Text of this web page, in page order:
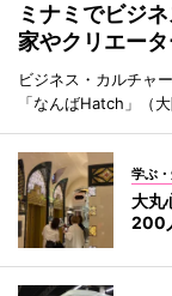
ミナミでビジ
家やクリエー
ビジネス・カルチャ
「なんばHatch」（
学ぶ
大丸
200